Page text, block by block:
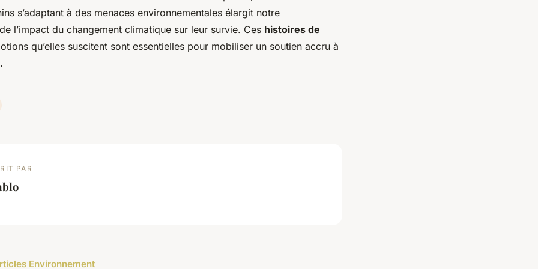
s’adaptant à des menaces environnementales élargit notre
l’impact du changement climatique sur leur survie. Ces histoires de
qu’elles suscitent sont essentielles pour mobiliser un soutien accru à
.
PAR
Environnement